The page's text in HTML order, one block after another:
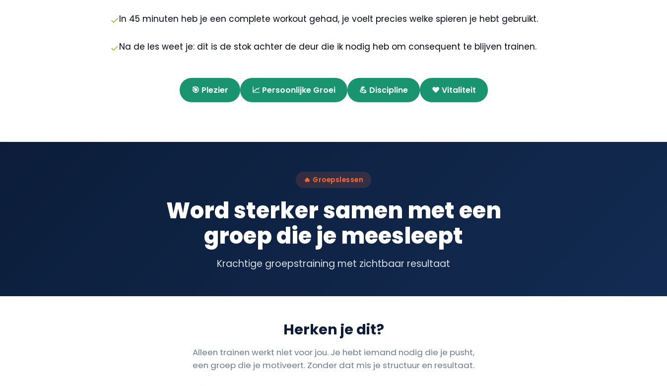
✓In 45 minuten heb je een complete workout gehad, je voelt precies welke spieren je hebt gebruikt.
✓Na de les weet je: dit is de stok achter de deur die ik nodig heb om consequent te blijven trainen.
🎯 Plezier 📈 Persoonlijke Groei 💪 Discipline ❤️ Vitaliteit
🔥 Groepslessen
Word sterker samen met een
groep die je meesleept
Krachtige groepstraining met zichtbaar resultaat
Herken je dit?
Alleen trainen werkt niet voor jou. Je hebt iemand nodig die je pusht,
een groep die je motiveert. Zonder dat mis je structuur en resultaat.